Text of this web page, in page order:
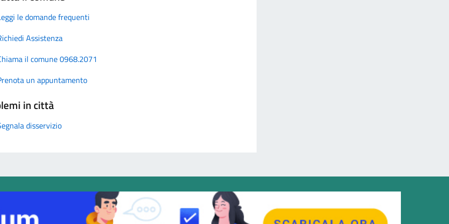
le domande frequenti
Assistenza
il comune 0968.2071
un appuntamento
in città
disservizio